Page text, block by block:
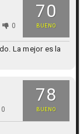
70
BUENO
0
La mejor es la
78
BUENO
0